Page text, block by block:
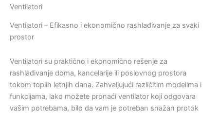
Ventilatori
Ventilatori – Efikasno i ekonomično rashlađivanje za svaki
prostor
Ventilatori su praktično i ekonomično rešenje za
rashlađivanje doma, kancelarije ili poslovnog prostora
tokom toplih letnjih dana. Zahvaljujući različitim modelima i
funkcijama, lako možete pronaći ventilator koji odgovara
vašim potrebama, bilo da vam je potreban snažan protok